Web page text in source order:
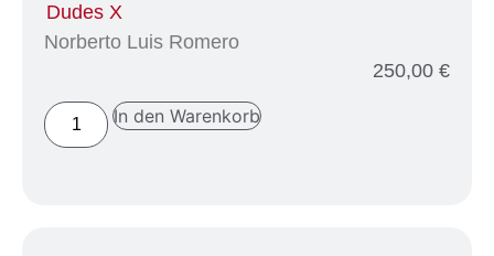
Dudes X
Norberto Luis Romero
250,00 €
In den Warenkorb